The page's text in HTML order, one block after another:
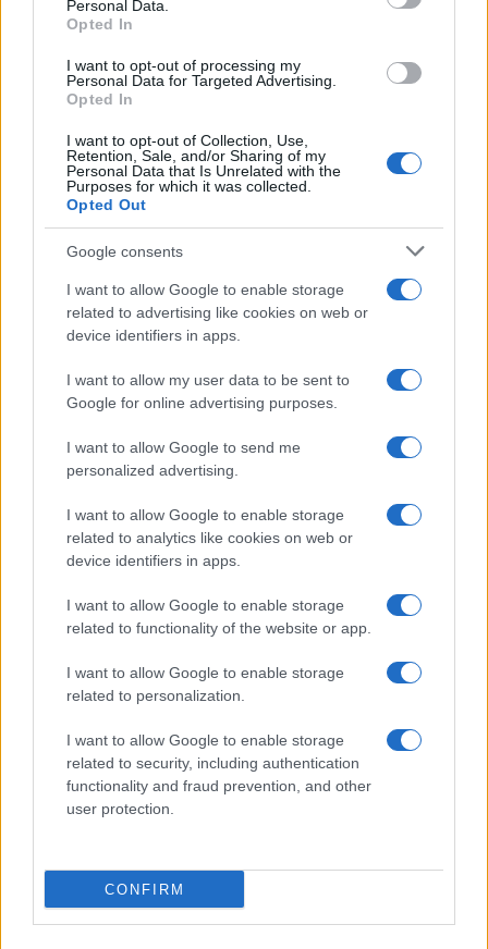
Personal Data.
Opted In
I want to opt-out of processing my
Personal Data for Targeted Advertising.
Opted In
I want to opt-out of Collection, Use,
Retention, Sale, and/or Sharing of my
Personal Data that Is Unrelated with the
Purposes for which it was collected.
Opted Out
Google consents
I want to allow Google to enable storage
related to advertising like cookies on web or
device identifiers in apps.
I want to allow my user data to be sent to
Google for online advertising purposes.
I want to allow Google to send me
personalized advertising.
I want to allow Google to enable storage
related to analytics like cookies on web or
device identifiers in apps.
I want to allow Google to enable storage
related to functionality of the website or app.
I want to allow Google to enable storage
related to personalization.
I want to allow Google to enable storage
related to security, including authentication
functionality and fraud prevention, and other
user protection.
CONFIRM
Ευρωπαϊκό Κορασίδων:
Τζάμπολ για την Εθνική στα
Ιωάννινα κόντρα στην
Ιρλανδία (live stream)
Β.Σ. Καρούλιας: Τζίρος 98,7
εκατ. ευρώ και αύξηση
alcohol
Metlen: Ρεκόρ EBITDA στο α' εξάμηνο, στα 550 εκατ. ευρώ –
Καθαρά κέρδη 313 εκατ. ευρώ
Χρηματοδότηση 8 εκατ.
ευρώ σε 843 μέσα
ενημέρωσης- Ξεκίνησε το
ενίσχυσης του Τύπου
στήριξης- Κάλυψη
εισφορών ΕΔΟΕΑΠ
IAB Hellas: Νέα Διοικούσα Επιτροπή και νέο Διοικητικό
Συμβούλιο - Πρόεδρος ο Γαληνός Γιαγλής